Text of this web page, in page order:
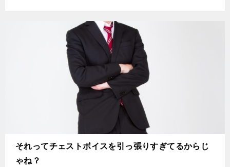
それってチェストボイスを引っ張りすぎてるからじ
ゃね？